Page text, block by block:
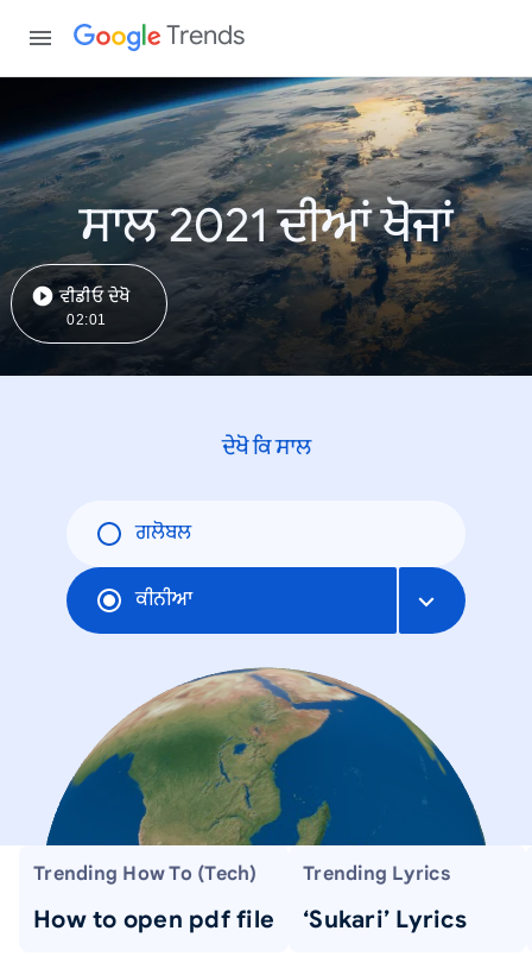
Trends
ਸਾਲ 2021 ਦੀਆਂ ਖੋਜਾਂ
ਵੀਡੀਓ ਦੇਖੋ
02:01
ਦੇਖੋ ਕਿ ਸਾਲ
ਗਲੋਬਲ
ਕੀਨੀਆ
Trending How To (Tech)
How to open pdf file
Trending Lyrics
‘Sukari’ Lyrics